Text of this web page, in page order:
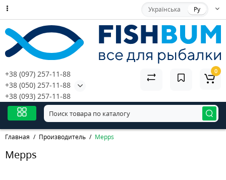
Українська Ру
+38 (097) 257-11-88
+38 (050) 257-11-88
+38 (093) 257-11-88
0
Главная Производитель Mepps
Mepps